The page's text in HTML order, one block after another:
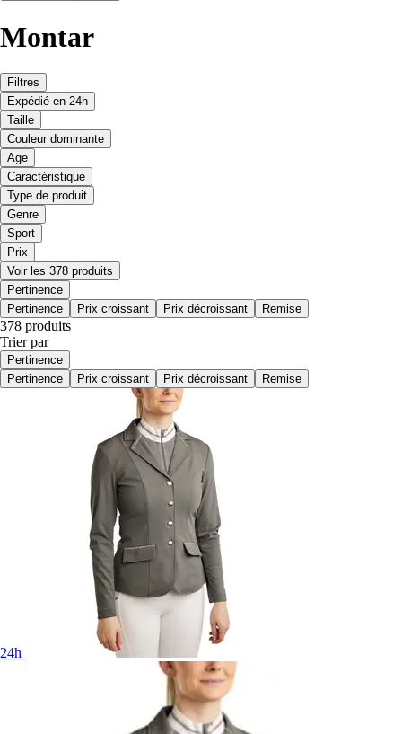
Montar
Filtres
Expédié en 24h
Taille
Couleur dominante
Age
Caractéristique
Type de produit
Genre
Sport
Prix
Voir les 378 produits
Pertinence
Pertinence
Prix croissant Prix décroissant Remise
378 produits
Trier par
Pertinence
Pertinence
Prix croissant Prix décroissant Remise
24h